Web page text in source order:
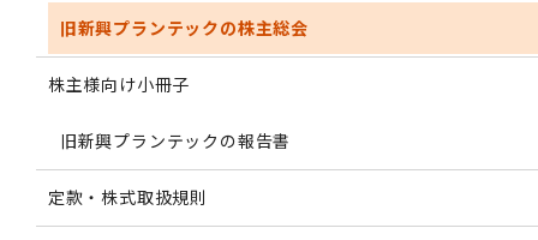
旧新興プランテックの株主総会
株主様向け小冊子
旧新興プランテックの報告書
定款・株式取扱規則